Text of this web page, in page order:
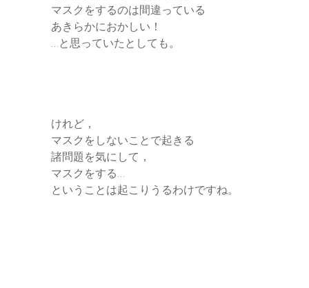
マスクをするのは間違っている
あきらかにおかしい！
…と思っていたとしても。
けれど，
マスクをしないことで起きる
諸問題を気にして，
マスクをする…
ということは起こりうるわけですね。